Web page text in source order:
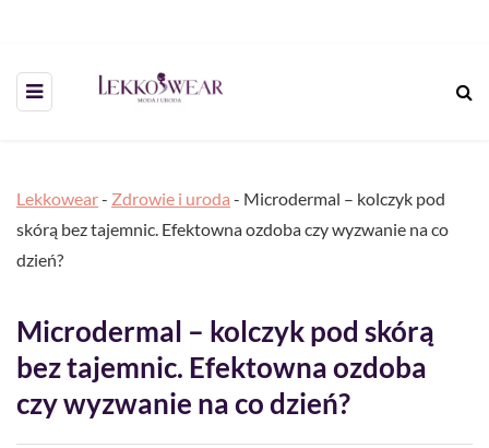
Lekkowear- Zdrowie i uroda - Microdermal – kolczyk pod
skórą bez tajemnic. Efektowna ozdoba czy wyzwanie na co
dzień?
Microdermal – kolczyk pod skórą
bez tajemnic. Efektowna ozdoba
czy wyzwanie na co dzień?